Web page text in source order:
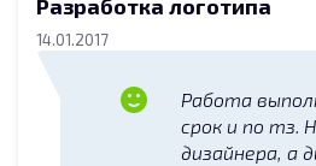
Разработка логотипа
14.01.2017
Работа
срок и по тз.
дизайнера, а